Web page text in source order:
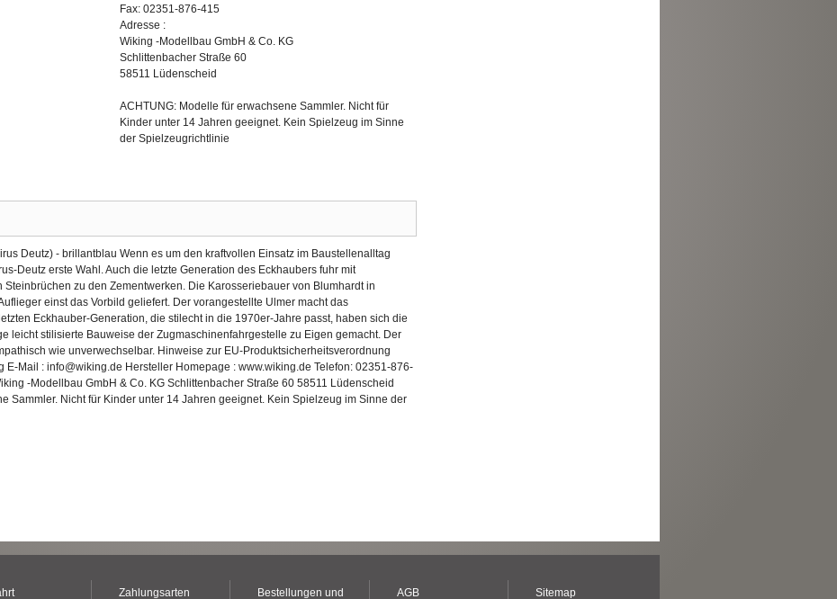
Fax: 02351-876-415
Adresse :
Wiking -Modellbau GmbH & Co. KG
Schlittenbacher Straße 60
58511 Lüdenscheid
ACHTUNG: Modelle für erwachsene Sammler. Nicht für
Kinder unter 14 Jahren geeignet. Kein Spielzeug im Sinne
der Spielzeugrichtlinie
Deutz) - brillantblau Wenn es um den kraftvollen Einsatz im Baustellenalltag
Deutz erste Wahl. Auch die letzte Generation des Eckhaubers fuhr mit
Steinbrüchen zu den Zementwerken. Die Karosseriebauer von Blumhardt in
einst das Vorbild geliefert. Der vorangestellte Ulmer macht das
Eckhauber-Generation, die stilecht in die 1970er-Jahre passt, haben sich die
leicht stilisierte Bauweise der Zugmaschinenfahrgestelle zu Eigen gemacht. Der
wie unverwechselbar. Hinweise zur EU-Produktsicherheitsverordnung
E-Mail : info@wiking.de Hersteller Homepage : www.wiking.de Telefon: 02351-876-
-Modellbau GmbH & Co. KG Schlittenbacher Straße 60 58511 Lüdenscheid
Sammler. Nicht für Kinder unter 14 Jahren geeignet. Kein Spielzeug im Sinne der
Zahlungsarten Bestellungen und AGB Sitemap